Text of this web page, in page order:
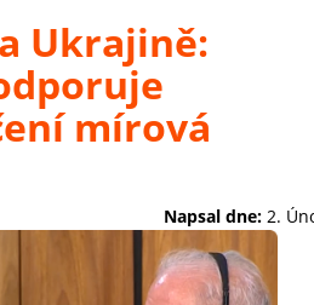
Ukrajině:
mírová
Napsal dne: 2.